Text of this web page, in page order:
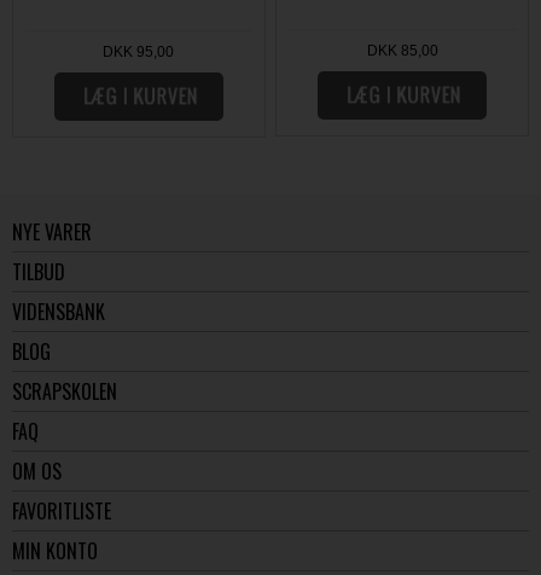
DKK 95,00 DKK 85,00
NYE VARER
TILBUD
VIDENSBANK
BLOG
SCRAPSKOLEN
FAQ
OM OS
FAVORITLISTE
MIN KONTO